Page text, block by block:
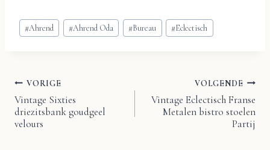
Bericht
tags:
#Ahrend #Ahrend Oda #Bureau #Eclectisch
Bericht
navigatie
VORIGE
Vintage Sixties
driezitsbank goudgeel
velours
VOLGENDE
Vintage Eclectisch Franse
Metalen bistro stoelen
Partij